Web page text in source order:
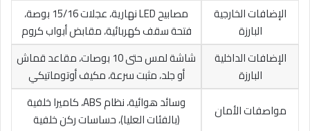
الإضافات الخارجية
البارزة
مصابيح LED نهارية، عجلات 15/16 بوصة،
فتحة سقف كهربائية، مقابض أبواب كروم
الإضافات الداخلية
البارزة
شاشة لمس حتى 10 بوصات، مقاعد قماش
أو جلد، مثبت سرعة، مكيف أوتوماتيكي
مواصفات الأمان
وسائد هوائية، نظام ABS، كاميرا خلفية
(بالفئات العليا)، حساسات ركن خلفية